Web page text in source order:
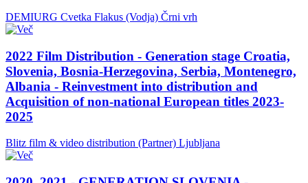
DEMIURG Cvetka Flakus (Vodja) Črni vrh
2022 Film Distribution - Generation stage Croatia,
Slovenia, Bosnia-Herzegovina, Serbia, Montenegro,
Albania - Reinvestment into distribution and
Acquisition of non-national European titles 2023-
2025
Blitz film & video distribution (Partner) Ljubljana